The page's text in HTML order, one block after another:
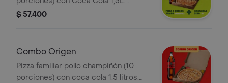
Incluye Salsa de Ajo, Sazonador
$ 57.400
Combo Origen
Pizza familiar pollo champiñón (10
porciones) con coca cola 1.5 litros.